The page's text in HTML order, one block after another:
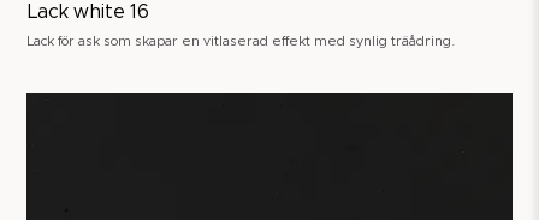
Lack white 16
Lack för ask som skapar en vitlaserad effekt med synlig träådring.